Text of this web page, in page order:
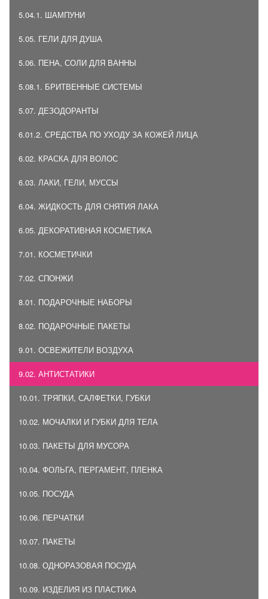
5.04.1. ШАМПУНИ
5.05. ГЕЛИ ДЛЯ ДУША
5.06. ПЕНА, СОЛИ ДЛЯ ВАННЫ
5.08.1. БРИТВЕННЫЕ СИСТЕМЫ
5.07. ДЕЗОДОРАНТЫ
6.01.2. СРЕДСТВА ПО УХОДУ ЗА КОЖЕЙ ЛИЦА
6.02. КРАСКА ДЛЯ ВОЛОС
6.03. ЛАКИ, ГЕЛИ, МУССЫ
6.04. ЖИДКОСТЬ ДЛЯ СНЯТИЯ ЛАКА
6.05. ДЕКОРАТИВНАЯ КОСМЕТИКА
7.01. КОСМЕТИЧКИ
7.02. СПОНЖИ
8.01. ПОДАРОЧНЫЕ НАБОРЫ
8.02. ПОДАРОЧНЫЕ ПАКЕТЫ
9.01. ОСВЕЖИТЕЛИ ВОЗДУХА
9.02. АНТИСТАТИКИ
10.01. ТРЯПКИ, САЛФЕТКИ, ГУБКИ
10.02. МОЧАЛКИ И ГУБКИ ДЛЯ ТЕЛА
10.03. ПАКЕТЫ ДЛЯ МУСОРА
10.04. ФОЛЬГА, ПЕРГАМЕНТ, ПЛЕНКА
10.05. ПОСУДА
10.06. ПЕРЧАТКИ
10.07. ПАКЕТЫ
10.08. ОДНОРАЗОВАЯ ПОСУДА
10.09. ИЗДЕЛИЯ ИЗ ПЛАСТИКА